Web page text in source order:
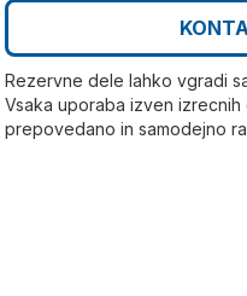
Rezervne dele lahko vgradi
Vsaka uporaba izven
prepovedano in samodejno